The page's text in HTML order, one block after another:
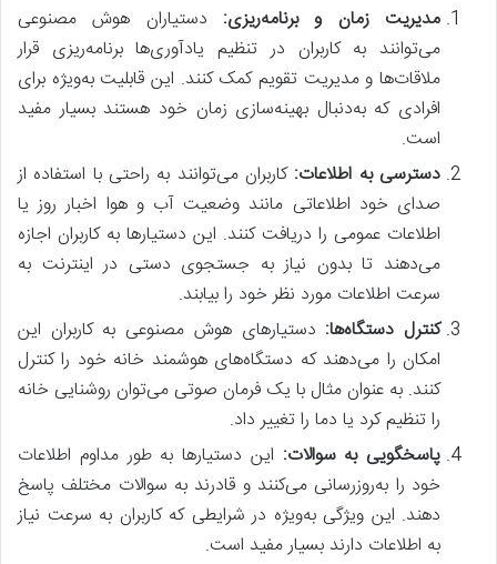
مدیریت زمان و برنامه‌ریزی: دستیاران هوش مصنوعی
می‌توانند به کاربران در تنظیم یادآوری‌ها برنامه‌ریزی قرار
ملاقات‌ها و مدیریت تقویم کمک کنند. این قابلیت به‌ویژه برای
افرادی که به‌دنبال بهینه‌سازی زمان خود هستند بسیار مفید
است.
دسترسی به اطلاعات: کاربران می‌توانند به راحتی با استفاده از
صدای خود اطلاعاتی مانند وضعیت آب و هوا اخبار روز یا
اطلاعات عمومی را دریافت کنند. این دستیارها به کاربران اجازه
می‌دهند تا بدون نیاز به جستجوی دستی در اینترنت به
سرعت اطلاعات مورد نظر خود را بیابند.
کنترل دستگاه‌ها: دستیارهای هوش مصنوعی به کاربران این
امکان را می‌دهند که دستگاه‌های هوشمند خانه خود را کنترل
کنند. به عنوان مثال با یک فرمان صوتی می‌توان روشنایی خانه
را تنظیم کرد یا دما را تغییر داد.
پاسخگویی به سوالات: این دستیارها به طور مداوم اطلاعات
خود را به‌روزرسانی می‌کنند و قادرند به سوالات مختلف پاسخ
دهند. این ویژگی به‌ویژه در شرایطی که کاربران به سرعت نیاز
به اطلاعات دارند بسیار مفید است.